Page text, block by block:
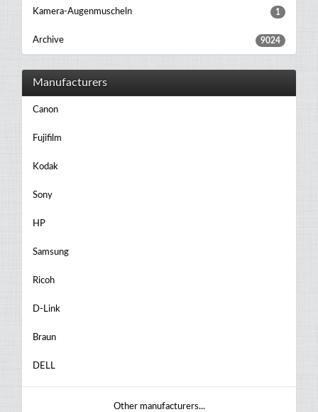
Kamera-Augenmuscheln 1
Archive 9024
Manufacturers
Canon
Fujifilm
Kodak
Sony
HP
Samsung
Ricoh
D-Link
Braun
DELL
Other manufacturers...